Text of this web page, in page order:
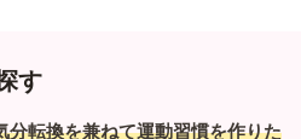
す
分転換を兼ねて運動習慣を作りた